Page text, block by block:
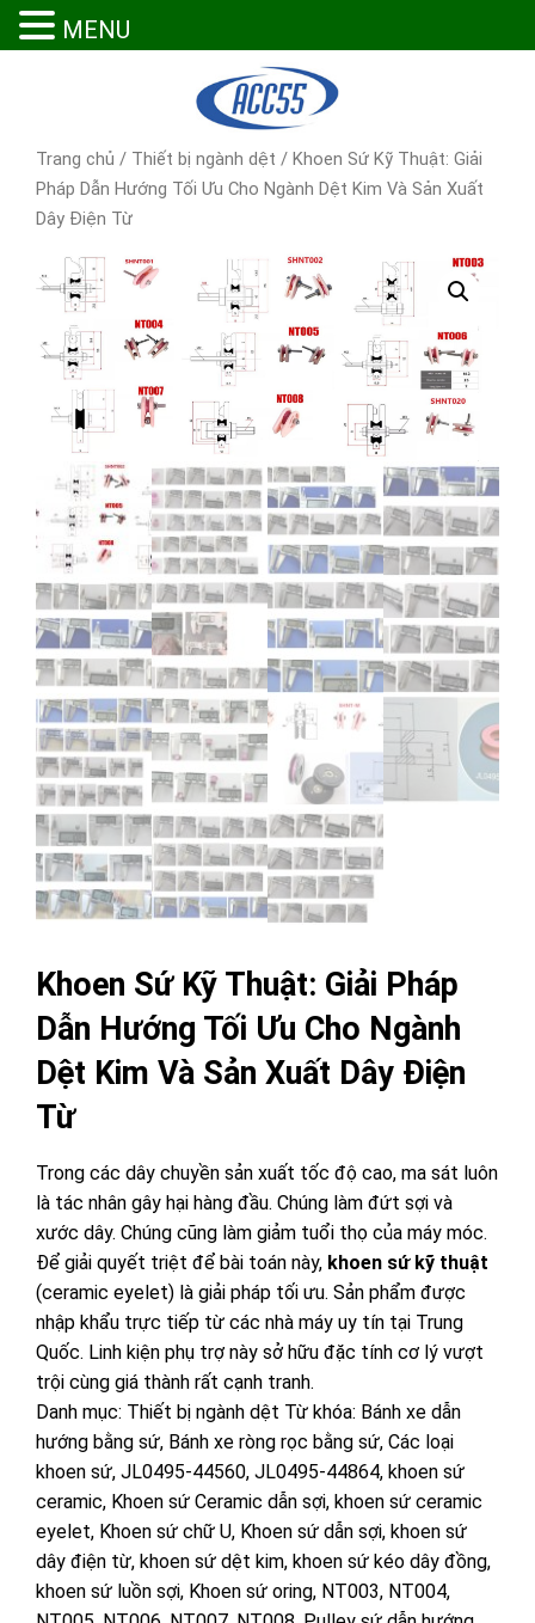
Trang chủ / Thiết bị ngành dệt / Khoen Sứ Kỹ Thuật: Giải
Pháp Dẫn Hướng Tối Ưu Cho Ngành Dệt Kim Và Sản Xuất
Dây Điện Từ
Khoen Sứ Kỹ Thuật: Giải Pháp
Dẫn Hướng Tối Ưu Cho Ngành
Dệt Kim Và Sản Xuất Dây Điện
Từ
Trong các dây chuyền sản xuất tốc độ cao, ma sát luôn
là tác nhân gây hại hàng đầu. Chúng làm đứt sợi và
xước dây. Chúng cũng làm giảm tuổi thọ của máy móc.
Để giải quyết triệt để bài toán này, khoen sứ kỹ thuật
(ceramic eyelet) là giải pháp tối ưu. Sản phẩm được
nhập khẩu trực tiếp từ các nhà máy uy tín tại Trung
Quốc. Linh kiện phụ trợ này sở hữu đặc tính cơ lý vượt
trội cùng giá thành rất cạnh tranh.
Danh mục: Thiết bị ngành dệt Từ khóa: Bánh xe dẫn
hướng bằng sứ, Bánh xe ròng rọc bằng sứ, Các loại
khoen sứ, JL0495-44560, JL0495-44864, khoen sứ
ceramic, Khoen sứ Ceramic dẫn sợi, khoen sứ ceramic
eyelet, Khoen sứ chữ U, Khoen sứ dẫn sợi, khoen sứ
dây điện từ, khoen sứ dệt kim, khoen sứ kéo dây đồng,
khoen sứ luồn sợi, Khoen sứ oring, NT003, NT004,
MENU